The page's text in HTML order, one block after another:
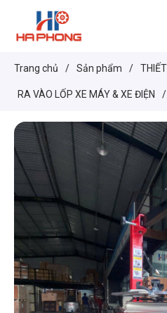
Trang chủ / Sản phẩm /
RA VÀO LỐP XE MÁY & XE ĐIỆN /